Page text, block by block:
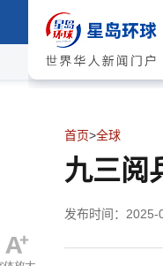
首页>全球
九三阅
发布时间：2025-